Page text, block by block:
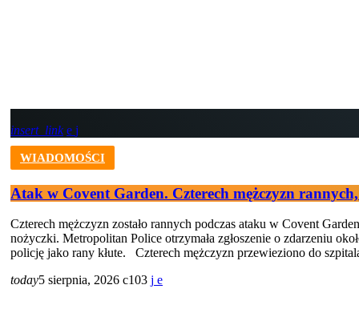
insert_link
WIADOMOŚCI
Atak w Covent Garden. Czterech mężczyzn
Czterech mężczyzn zostało rannych podczas ataku w Covent
nożyczki. Metropolitan Police otrzymała zgłoszenie o zdarzeniu
policję jako rany kłute. Czterech mężczyzn przewieziono do
today5 sierpnia, 2026 103